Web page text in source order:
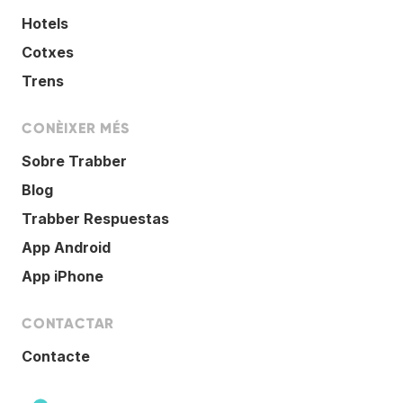
Hotels
Cotxes
Trens
CONÈIXER MÉS
Sobre Trabber
Blog
Trabber Respuestas
App Android
App iPhone
CONTACTAR
Contacte